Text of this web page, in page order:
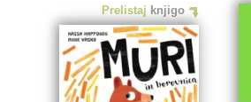
Prelistaj knjigo